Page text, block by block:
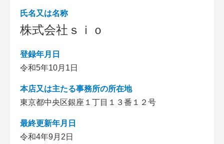
氏名又は名称
株式会社ｓｉｏ
登録年月日
令和5年10月1日
本店又は主たる事務所の所在地
東京都中央区銀座１丁目１３番１２号
最終更新年月日
令和4年9月2日